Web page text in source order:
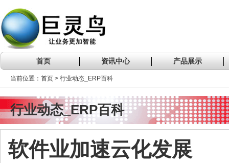
首页 资讯中心 产品展示
当前位置：首页 > 行业动态_ERP百科
行业动态_ERP百科
软件业加速云化发展